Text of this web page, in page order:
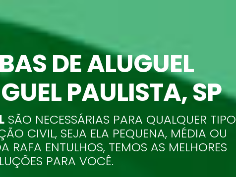
DE ALUGUEL
PAULISTA, SP
SÃO NECESSÁRIAS PARA QUALQUER TIPO
CIVIL, SEJA ELA PEQUENA, MÉDIA OU
RAFA ENTULHOS, TEMOS AS MELHORES
PARA VOCÊ.